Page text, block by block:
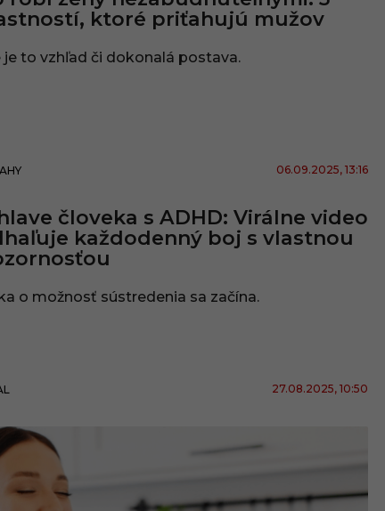
ktoré priťahujú mužov
je to vzhľad či dokonalá postava.
06.09.2025, 13:16
človeka s ADHD: Virálne video
každodenný boj s vlastnou
o možnosť sústredenia sa začína.
27.08.2025, 10:50